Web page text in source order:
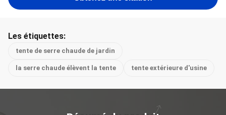
Les étiquettes:
tente de serre chaude de jardin
la serre chaude élèvent la tente tente extérieure d'usine